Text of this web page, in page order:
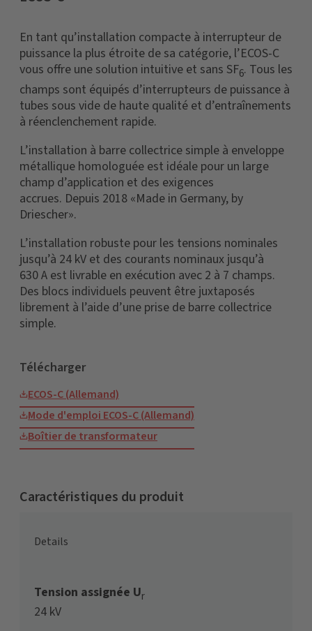
En tant qu’installation compacte à interrupteur de
puissance la plus étroite de sa catégorie, l’ECOS-C
vous offre une solution intuitive et sans SF6. Tous les
champs sont équipés d’interrupteurs de puissance à
tubes sous vide de haute qualité et d’entraînements
à réenclenchement rapide.
L’installation à barre collectrice simple à enveloppe
métallique homologuée est idéale pour un large
champ d’application et des exigences
accrues. Depuis 2018 «Made in Germany, by
Driescher».
L’installation robuste pour les tensions nominales
jusqu’à 24 kV et des courants nominaux jusqu’à
630 A est livrable en exécution avec 2 à 7 champs.
Des blocs individuels peuvent être juxtaposés
librement à l’aide d’une prise de barre collectrice
simple.
Télécharger
ECOS-C (Allemand)
Mode d'emploi ECOS-C (Allemand)
Boîtier de transformateur
Caractéristiques du produit
Details
Tension assignée Ur
24 kV